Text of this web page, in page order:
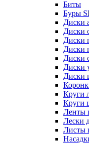
Биты
Буры
Диски
Диски
Диски
Диски
Диски
Диски
Диски
Круги
Круги
Ленты
Лески
Листы